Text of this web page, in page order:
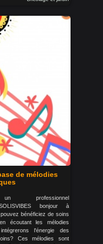
de mélodies
bonjour à
bénéficiez de soins
écoutant les mélodies
l'énergie des
Ces mélodies sont